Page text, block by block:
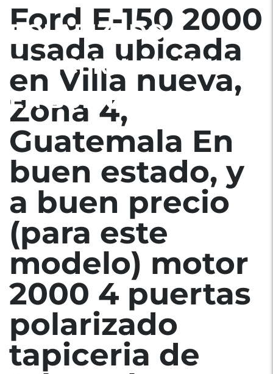
POLARIZADO
TAPICERIA DE TELA
EN BUEN ESTADO.
Ford E-150 2000
usada ubicada
en Villa nueva,
Zona 4,
Guatemala En
buen estado, y
a buen precio
(para este
modelo) motor
2000 4 puertas
polarizado
tapiceria de